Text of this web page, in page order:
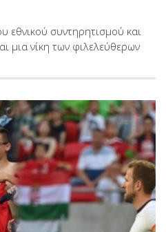
εθνικού συντηρητισμού και
μια νίκη των φιλελεύθερων